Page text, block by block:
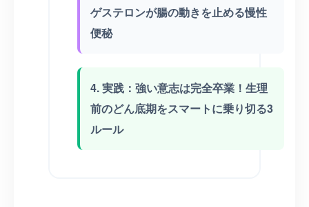
ゲステロンが腸の動きを止める慢性
便秘
4. 実践：強い意志は完全卒業！生理
前のどん底期をスマートに乗り切る3
ルール